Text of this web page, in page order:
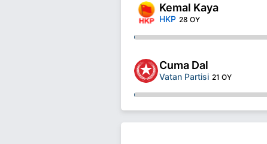
Kemal Kaya
HKP 28 OY
Cuma Dal
Vatan Partisi 21 OY